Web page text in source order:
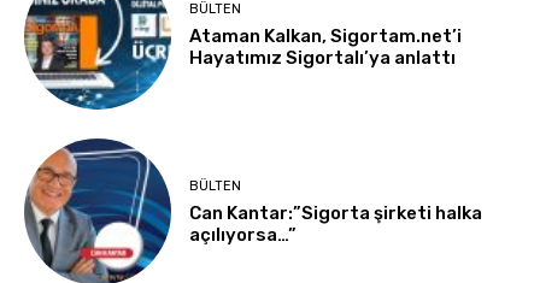
BÜLTEN
Ataman Kalkan, Sigortam.net’i
Hayatımız Sigortalı’ya anlattı
BÜLTEN
Can Kantar:”Sigorta şirketi halka
açılıyorsa…”